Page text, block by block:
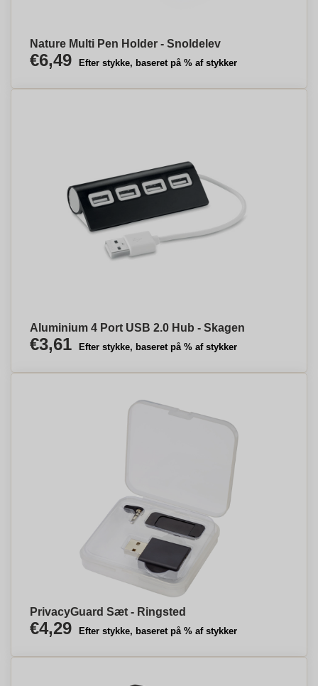
Nature Multi Pen Holder - Snoldelev
€6,49 Efter stykke, baseret på % af stykker
Aluminium 4 Port USB 2.0 Hub - Skagen
€3,61 Efter stykke, baseret på % af stykker
PrivacyGuard Sæt - Ringsted
€4,29 Efter stykke, baseret på % af stykker